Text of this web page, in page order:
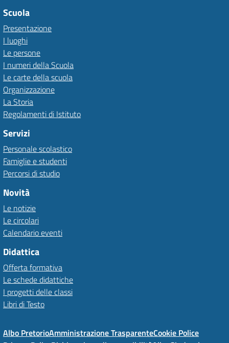
Scuola
Presentazione
I luoghi
Le persone
I numeri della Scuola
Le carte della scuola
Organizzazione
La Storia
Regolamenti di Istituto
Servizi
Personale scolastico
Famiglie e studenti
Percorsi di studio
Novità
Le notizie
Le circolari
Calendario eventi
Didattica
Offerta formativa
Le schede didattiche
I progetti delle classi
Libri di Testo
Albo PretorioAmministrazione TrasparenteCookie Police